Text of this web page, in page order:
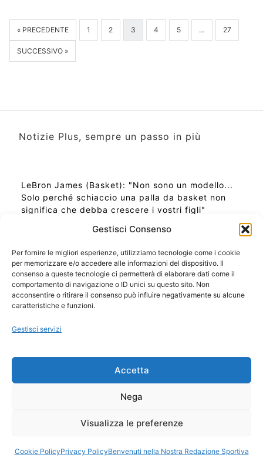
Gestisci Consenso
Per fornire le migliori esperienze, utilizziamo tecnologie come i cookie
per memorizzare e/o accedere alle informazioni del dispositivo. Il
consenso a queste tecnologie ci permetterà di elaborare dati come il
comportamento di navigazione o ID unici su questo sito. Non
acconsentire o ritirare il consenso può influire negativamente su alcune
caratteristiche e funzioni.
Gestisci servizi
Accetta
Nega
Visualizza le preferenze
Cookie PolicyPrivacy PolicyBenvenuti nella Nostra Redazione Sportiva
« PRECEDENTE 1 2 3 4 5 … 27
SUCCESSIVO »
Notizie Plus, sempre un passo in più
LeBron James (Basket): "Non sono un modello...
Solo perché schiaccio una palla da basket non
significa che debba crescere i vostri figli"
Ora Esatta in Italia in questo momento
Ti Senti Strano Ultimamente? Potrebbe Essere per
la Risonanza di Schumann
Come Sapere Se Stai Ascendendo alla Quinta
Copyright 2026 NotiziePlus.com
📰 Contenuto Umano Verificato
Privacy Coockie
Pubblicità